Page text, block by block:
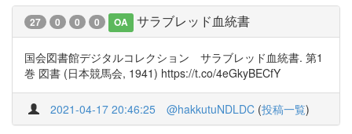
27 0 0 0 OA サラブレッド血統書
国会図書館デジタルコレクション サラブレッド血統書. 第1
巻 図書 (日本競馬会, 1941) https://t.co/4eGkyBECfY
2021-04-17 20:46:25 @hakkutuNDLDC (投稿一覧)